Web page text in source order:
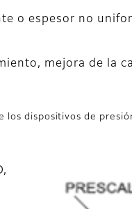
o espesor no
mejora de la
dispositivos de